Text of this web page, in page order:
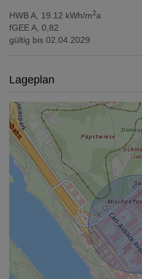
HWBA, 19.12 kWh/m2a
fGEEA, 0,82
gültig bis 02.04.2029
Lageplan